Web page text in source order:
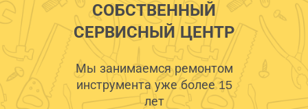
СОБСТВЕННЫЙ
СЕРВИСНЫЙ ЦЕНТР
Мы занимаемся ремонтом
инструмента уже более 15
лет